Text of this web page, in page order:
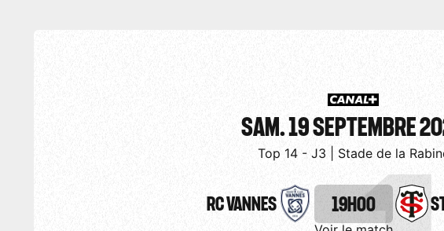
SAM. 19 SEPTEMBRE
Top 14 - J3 | Stade de la
RC VANNES 19H00